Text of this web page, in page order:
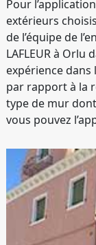
Pour
extérieurs
de l’équipe de
LAFLEUR à Orlu
expérience dans
par rapport à la
type de mur
vous pouvez